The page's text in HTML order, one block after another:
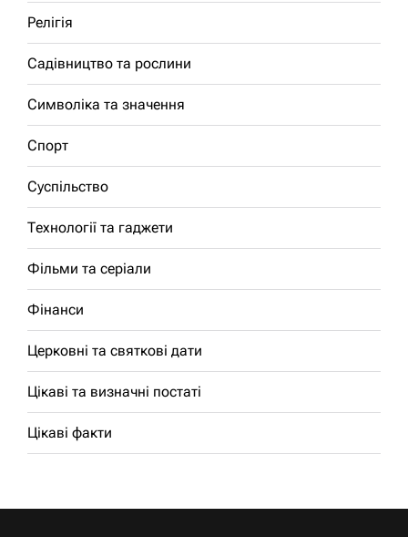
Релігія
Садівництво та рослини
Символіка та значення
Спорт
Суспільство
Технології та гаджети
Фільми та серіали
Фінанси
Церковні та святкові дати
Цікаві та визначні постаті
Цікаві факти